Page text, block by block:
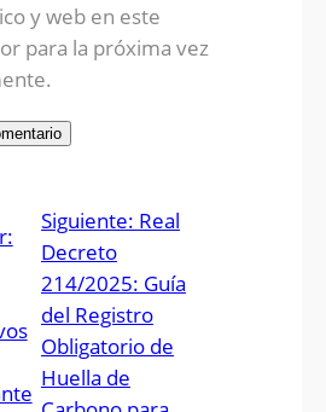
y web en este
para la próxima vez
Siguiente: Real
Decreto
214/2025: Guía
del Registro
Obligatorio de
Huella de